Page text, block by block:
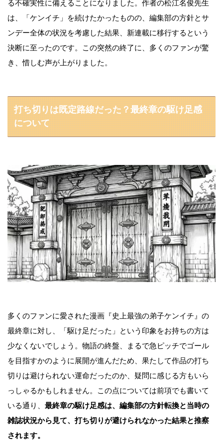
る不確実性に備えることになりました。作者の松江名俊先生
は、「ケンイチ」を続けたかったものの、編集部の方針とサ
ンデー全体の状況を考慮した結果、新連載に移行するという
決断に至ったのです。この突然の終了に、多くのファンが驚
き、惜しむ声が上がりました。
打ち切りは既定路線だった？最終章の駆け足感
について
多くのファンに愛された漫画『史上最強の弟子ケンイチ』の
最終章に対し、「駆け足だった」という印象をお持ちの方は
少なくないでしょう。物語の終盤、まるで急ピッチでゴール
を目指すかのように展開が進んだため、果たして作品の打ち
切りは避けられない運命だったのか、疑問に感じる方もいら
っしゃるかもしれません。この点については前項でも書いて
いる通り、 最終章の駆け足感は、編集部の方針転換と当時の
雑誌状況から見て、打ち切りが避けられなかった結果と推察
されます。